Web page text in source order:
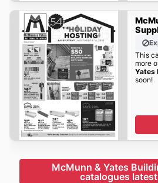
This
more
Yates
soon!
McMunn & Yates
catalogues